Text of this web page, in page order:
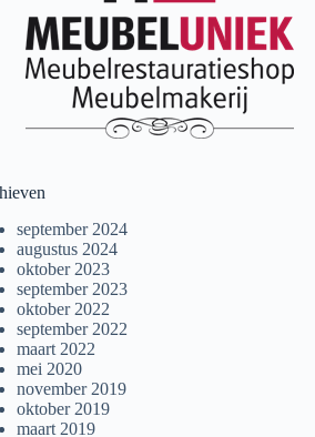
september 2024
augustus 2024
oktober 2023
september 2023
oktober 2022
september 2022
maart 2022
mei 2020
november 2019
oktober 2019
maart 2019